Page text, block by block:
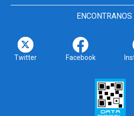
ENCONTRANOS
Twitter Facebook